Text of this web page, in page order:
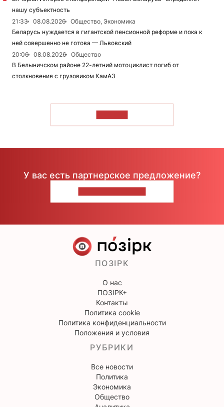
нашу субъектность
21:33
08.08.2026
Общество, Экономика
Беларусь нуждается в гигантской пенсионной реформе и пока к
ней совершенно не готова — Львовский
20:06
08.08.2026
Общество
В Белыничском районе 22-летний мотоциклист погиб от
столкновения с грузовиком КамАЗ
У вас есть партнерское предложение?
ПОЗІРК
О нас
ПОЗІРК+
Контакты
Политика cookie
Политика конфиденциальности
Положения и условия
РУБРИКИ
Все новости
Политика
Экономика
Общество